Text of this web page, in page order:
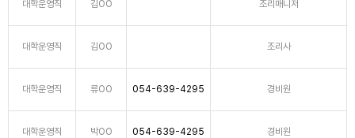
대학운영직 김OO 조리매니저
대학운영직 김OO 조리사
대학운영직 류OO 054-639-4295 경비원
대학운영직 박OO 054-639-4295 경비원